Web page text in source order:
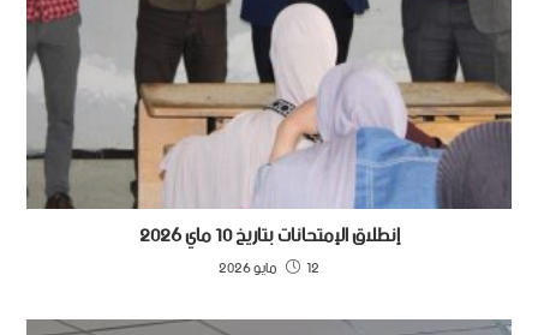
إنطلاق الإمتحانات بتاريخ 10 ماي 2026
12 مايو 2026